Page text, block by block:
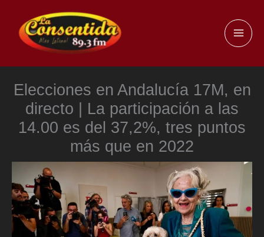
contenido
Elecciones en Andalucía 17M, en
directo | La participación a las
14.00 es del 37,2%, tres puntos
más que en 2022